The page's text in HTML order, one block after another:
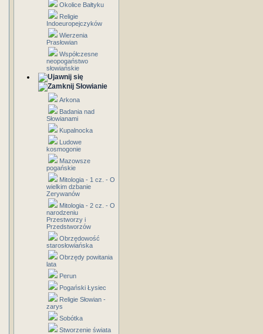
Okolice Bałtyku
Religie
Indoeuropejczyków
Wierzenia
Prasłowian
Współczesne
neopogaństwo
słowiańskie
Słowianie
Arkona
Badania nad
Słowianami
Kupalnocka
Ludowe
kosmogonie
Mazowsze
pogańskie
Mitologia - 1 cz. - O
wielkim dzbanie
Zerywanów
Mitologia - 2 cz. - O
narodzeniu
Przestworzy i
Przedstworzów
Obrzędowość
starosłowiańska
Obrzędy powitania
lata
Perun
Pogański Łysiec
Religie Słowian -
zarys
Sobótka
Stworzenie świata